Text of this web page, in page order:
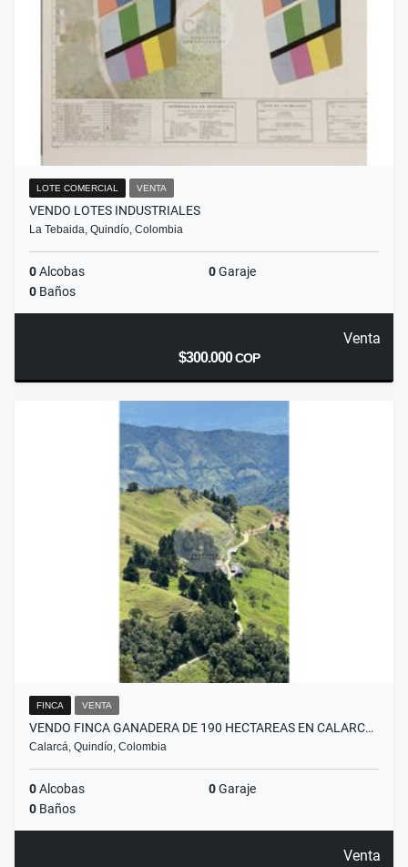
LOTE COMERCIAL VENTA
VENDO LOTES INDUSTRIALES
La Tebaida, Quindío, Colombia
0Alcobas 0Garaje
0 Baños
Venta
$300.000COP
FINCA VENTA
VENDO FINCA GANADERA DE 190 HECTAREAS EN CALARC…
Calarcá, Quindío, Colombia
0Alcobas 0Garaje
0 Baños
Venta